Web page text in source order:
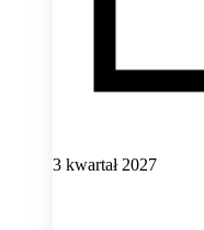
3 kwartał 2027